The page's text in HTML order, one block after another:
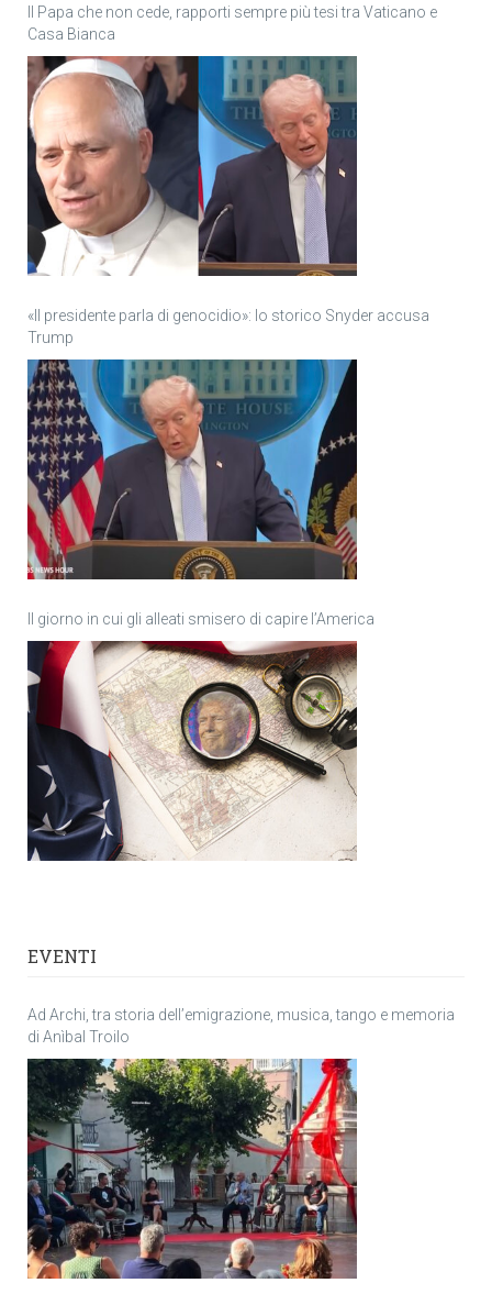
Il Papa che non cede, rapporti sempre più tesi tra Vaticano e
Casa Bianca
«Il presidente parla di genocidio»: lo storico Snyder accusa
Trump
Il giorno in cui gli alleati smisero di capire l’America
EVENTI
Ad Archi, tra storia dell’emigrazione, musica, tango e memoria
di Anìbal Troilo